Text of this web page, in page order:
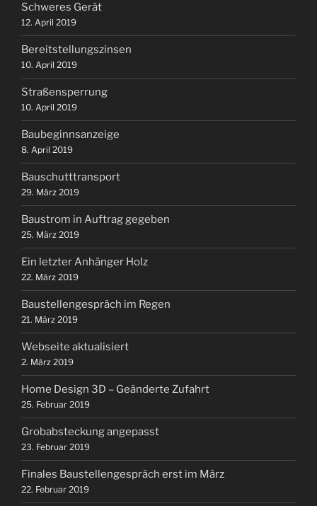
Schweres Gerät
12. April 2019
Bereitstellungszinsen
10. April 2019
Straßensperrung
10. April 2019
Baubeginnsanzeige
8. April 2019
Bauschutttransport
29. März 2019
Baustrom in Auftrag gegeben
25. März 2019
Ein letzter Anhänger Holz
22. März 2019
Baustellengespräch im Regen
21. März 2019
Webseite aktualisiert
2. März 2019
Home Design 3D – Geänderte Zufahrt
25. Februar 2019
Grobabsteckung angepasst
23. Februar 2019
Finales Baustellengespräch erst im März
22. Februar 2019